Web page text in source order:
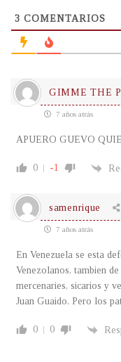
3 COMENTARIOS
GIMME THE
7 años atrás
APUERO GUEVO
0 -1
samenrique
7 años atrás
En Venezuela se esta
Venezolanos, tambien
mercenaries, sicarios y
Juan Guaido. Pero los
0 0